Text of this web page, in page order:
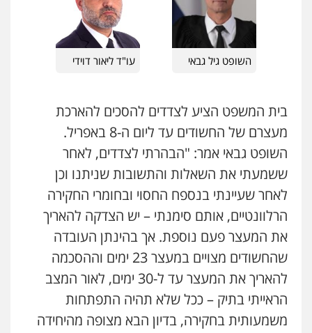
השופט גיל גבאי עו"ד ליאור דוידי
בית המשפט הציע לצדדים להסכים להארכת
מעצרם של החשודים עד ליום ה-8 באפריל.
השופט גבאי אמר: "הבהרתי לצדדים, לאחר
ששמעתי את השאלות והתשובות שניתנו וכן
לאחר שעיינתי בנספח החסוי ובחומרי החקירה
הרלוונטיים, אותם סימנתי – יש הצדקה להאריך
את המעצר פעם נוספת. אך בהינתן העובדה
שהחשודים מצויים במעצר 23 ימים וההסכמה
להאריך את המעצר עד ל-30 ימים, לאור המצב
הראייתי בתיק – ככל שלא תהיה התפתחות
משמעותית בחקירה, בדיון הבא מצופה מהיחידה
עו"ד רונן בנדל
משפט פלילי פשיעה חמורה פלילי
0524282442
כבריאן, מזר – משרד עורכי דין
פלילי מעצרים וחקירות
0543986802
עו"ד בועז קניג
פלילי משפחה כלכלי צבאי
0507003001
מנשה, אלמוג – עורכי דין
פלילי עבירות תנועה צווארון לבן תעבורה
עורכי דין לענייני אסירים מעצרים וחקירות